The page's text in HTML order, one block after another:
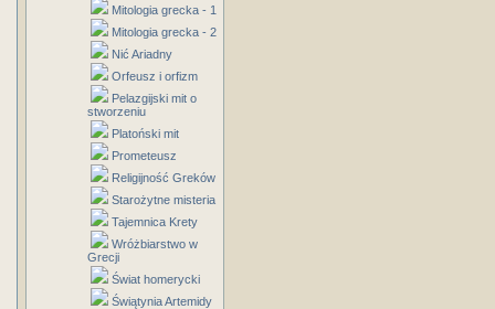
Mitologia grecka - 1
Mitologia grecka - 2
Nić Ariadny
Orfeusz i orfizm
Pelazgijski mit o
stworzeniu
Platoński mit
Prometeusz
Religijność Greków
Starożytne misteria
Tajemnica Krety
Wróżbiarstwo w
Grecji
Świat homerycki
Świątynia Artemidy